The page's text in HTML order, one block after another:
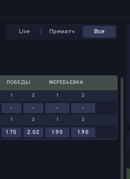
Live Прематч Все
ПОБЕДЫ
ЖЕРЕБЬЕВКА
1 2 1 2
- - - -
1 2 1 2
1.70 2.02 1.90 1.90